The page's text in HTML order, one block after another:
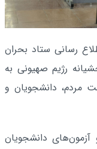
رسانی ستاد بحران
رژیم صهیونی به
مردم، دانشجویان و
دانشجویان